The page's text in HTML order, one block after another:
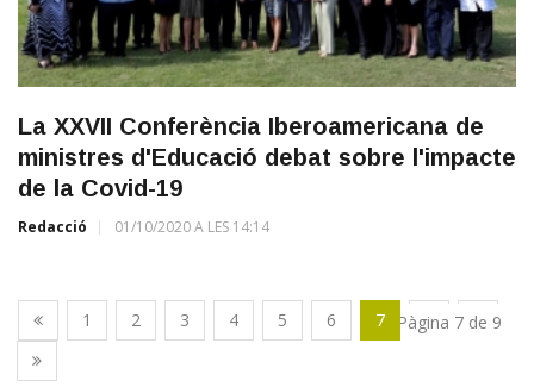
La XXVII Conferència Iberoamericana de
ministres d'Educació debat sobre l'impacte
de la Covid-19
Redacció 01/10/2020 A LES 14:14
1 2 3 4 5 6 7 8 9
Pàgina 7 de 9